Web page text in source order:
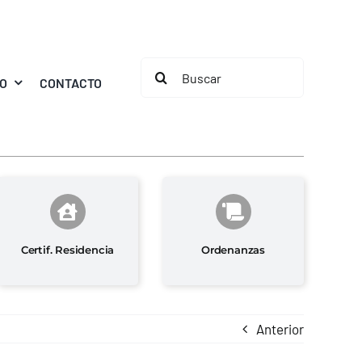
CONTACTO
Buscar:
Certif. Residencia Ordenanzas
Anterior